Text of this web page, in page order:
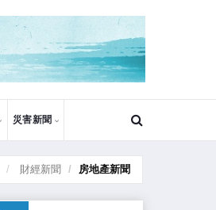
災害新聞
財經新聞 房地產新聞